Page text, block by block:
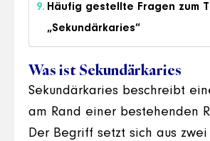
Häufig gestellte Fragen zum
„Sekundärkaries“
Was ist Sekundärkaries
Sekundärkaries beschreibt
am Rand einer bestehenden
Der Begriff setzt sich aus